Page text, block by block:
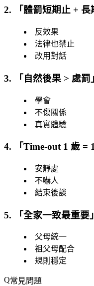
2. 「 體罰短期止 + 長
反效果
法律也禁止
改用對話
3. 「自然後果 > 處罰
學會
不傷關係
真實體驗
4. 「Time-out 1 歲 =
安靜處
不嚇人
結束後談
5. 「全家一致最重要 」
父母統一
祖父母配合
規則穩定
常見問題